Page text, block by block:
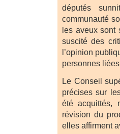
députés
communauté
les aveux sont
suscité des
l’opinion
personnes
Le Conseil
précises sur
été acquittés,
révision du
elles affirment